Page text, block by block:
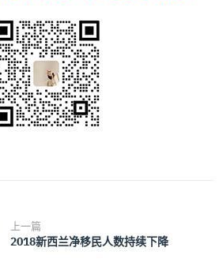
上一篇
2018新西兰净移民人数持续下降